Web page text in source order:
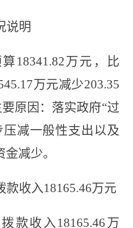
说明
18341.82万元 ，
比
万元减少203.35
原因： 落实政府“过
减一般性支出以及
金减少。
款收入18165.46万元
款收入 18165.46 万